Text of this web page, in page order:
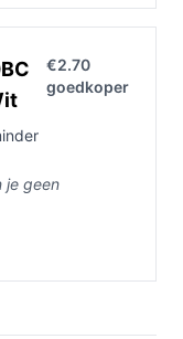
€2.70
goedkoper
je geen